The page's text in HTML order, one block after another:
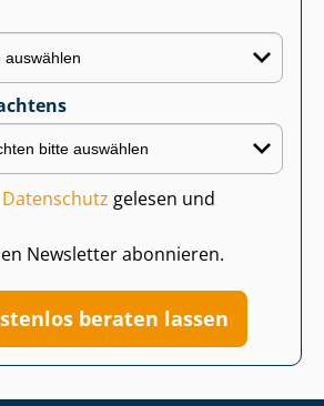
Datenschutz gelesen und
Newsletter abonnieren.
beraten lassen